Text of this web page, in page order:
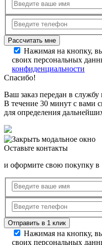
Нажимая на кнопку, вы
своих персональных
конфиденциальности
Спасибо!
Ваш заказ передан в
В течение 30 минут с вами
для определения
Оставьте контакты
и оформите свою покупку в
Нажимая на кнопку, вы
своих персональных